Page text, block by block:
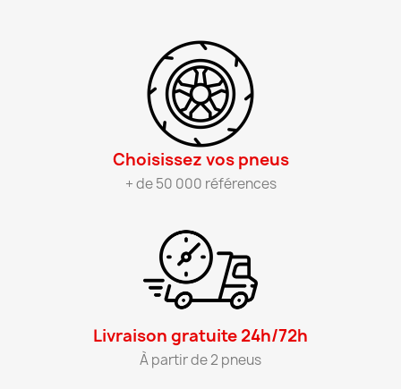
Choisissez vos pneus​
+ de 50 000 références
Livraison gratuite 24h/72h​
À partir de 2 pneus​